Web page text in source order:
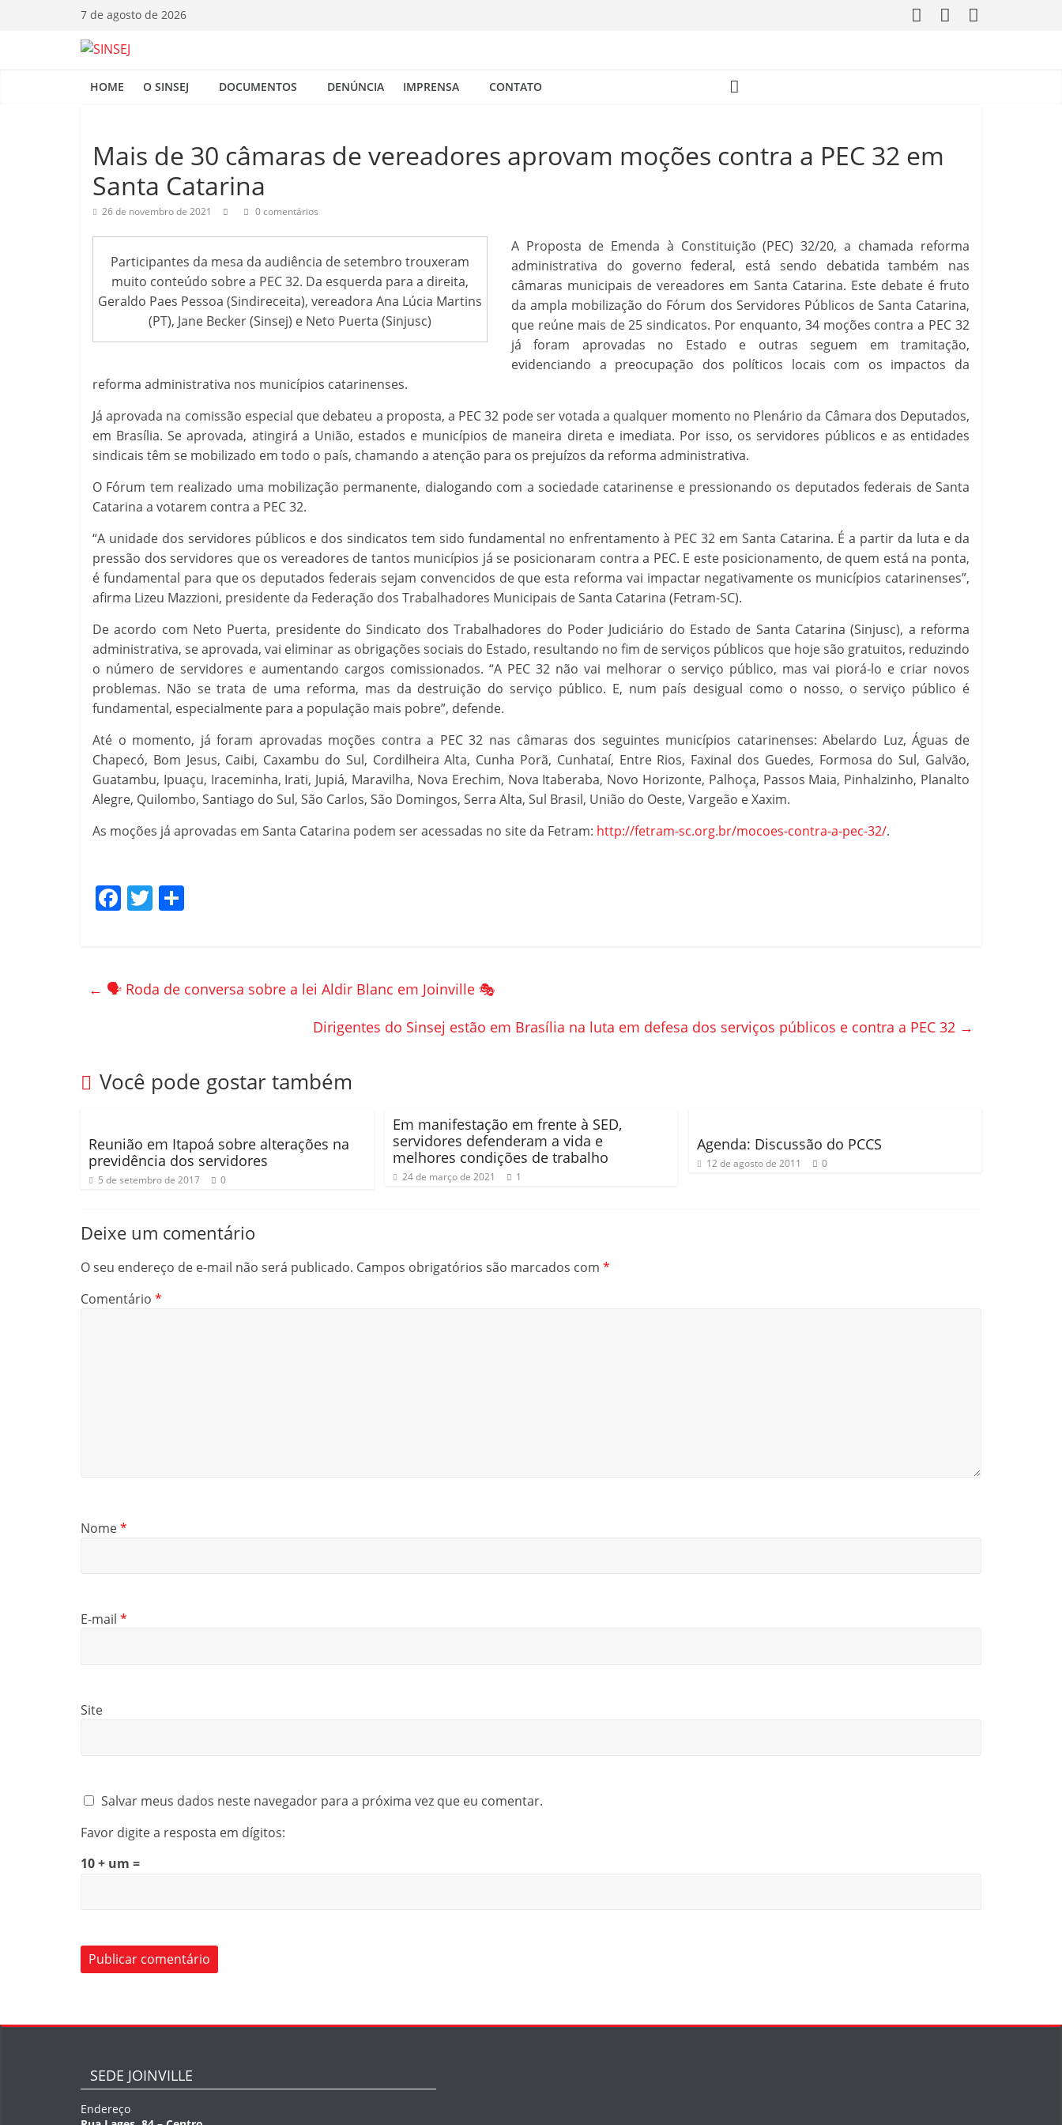
7 de agosto de 2026
S
N
S
E
HOME O SINSEJ DOCUMENTOS DENÚNCIA IMPRENSA CONTATO
Mais de 30 câmaras de vereadores aprovam moções contra a PEC 32 em
Santa Catarina
26 de novembro de 2021 0 comentários
Participantes da mesa da audiência de setembro trouxeram
muito conteúdo sobre a PEC 32. Da esquerda para a direita,
Geraldo Paes Pessoa (Sindireceita), vereadora Ana Lúcia Martins
(PT), Jane Becker (Sinsej) e Neto Puerta (Sinjusc)
A Proposta de Emenda à Constituição (PEC) 32/20, a chamada reforma
administrativa do governo federal, está sendo debatida também nas
câmaras municipais de vereadores em Santa Catarina. Este debate é fruto
da ampla mobilização do Fórum dos Servidores Públicos de Santa Catarina,
que reúne mais de 25 sindicatos. Por enquanto, 34 moções contra a PEC 32
já foram aprovadas no Estado e outras seguem em tramitação,
evidenciando a preocupação dos políticos locais com os impactos da
reforma administrativa nos municípios catarinenses.
Já aprovada na comissão especial que debateu a proposta, a PEC 32 pode ser votada a qualquer momento no Plenário da Câmara dos Deputados,
em Brasília. Se aprovada, atingirá a União, estados e municípios de maneira direta e imediata. Por isso, os servidores públicos e as entidades
sindicais têm se mobilizado em todo o país, chamando a atenção para os prejuízos da reforma administrativa.
O Fórum tem realizado uma mobilização permanente, dialogando com a sociedade catarinense e pressionando os deputados federais de Santa
Catarina a votarem contra a PEC 32.
“A unidade dos servidores públicos e dos sindicatos tem sido fundamental no enfrentamento à PEC 32 em Santa Catarina. É a partir da luta e da
pressão dos servidores que os vereadores de tantos municípios já se posicionaram contra a PEC. E este posicionamento, de quem está na ponta,
é fundamental para que os deputados federais sejam convencidos de que esta reforma vai impactar negativamente os municípios catarinenses”,
afirma Lizeu Mazzioni, presidente da Federação dos Trabalhadores Municipais de Santa Catarina (Fetram-SC).
De acordo com Neto Puerta, presidente do Sindicato dos Trabalhadores do Poder Judiciário do Estado de Santa Catarina (Sinjusc), a reforma
administrativa, se aprovada, vai eliminar as obrigações sociais do Estado, resultando no fim de serviços públicos que hoje são gratuitos, reduzindo
o número de servidores e aumentando cargos comissionados. “A PEC 32 não vai melhorar o serviço público, mas vai piorá-lo e criar novos
problemas. Não se trata de uma reforma, mas da destruição do serviço público. E, num país desigual como o nosso, o serviço público é
fundamental, especialmente para a população mais pobre”, defende.
Até o momento, já foram aprovadas moções contra a PEC 32 nas câmaras dos seguintes municípios catarinenses: Abelardo Luz, Águas de
Chapecó, Bom Jesus, Caibi, Caxambu do Sul, Cordilheira Alta, Cunha Porã, Cunhataí, Entre Rios, Faxinal dos Guedes, Formosa do Sul, Galvão,
Guatambu, Ipuaçu, Iraceminha, Irati, Jupiá, Maravilha, Nova Erechim, Nova Itaberaba, Novo Horizonte, Palhoça, Passos Maia, Pinhalzinho, Planalto
Alegre, Quilombo, Santiago do Sul, São Carlos, São Domingos, Serra Alta, Sul Brasil, União do Oeste, Vargeão e Xaxim.
As moções já aprovadas em Santa Catarina podem ser acessadas no site da Fetram: http://fetram-sc.org.br/mocoes-contra-a-pec-32/.
F
b
k
T
ar
ar
← 🗣️ Roda de conversa sobre a lei Aldir Blanc em Joinville 🎭
Dirigentes do Sinsej estão em Brasília na luta em defesa dos serviços públicos e contra a PEC 32 →
Você pode gostar também
Reunião em Itapoá sobre alterações na
previdência dos servidores
5 de setembro de 2017 0
Em manifestação em frente à SED,
servidores defenderam a vida e
melhores condições de trabalho
24 de março de 2021 1
Agenda: Discussão do PCCS
12 de agosto de 2011 0
Deixe um comentário
O seu endereço de e-mail não será publicado. Campos obrigatórios são marcados com *
Comentário *
Nome*
E-mail *
Site
Salvar meus dados neste navegador para a próxima vez que eu comentar.
Favor digite a resposta em dígitos:
10 + um =
SEDE JOINVILLE
Endereço